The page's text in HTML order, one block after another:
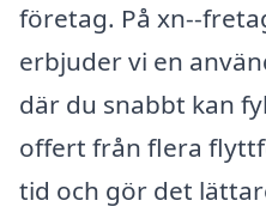
företag. På xn--
erbjuder vi en
där du snabbt kan
offert från flera
tid och gör det